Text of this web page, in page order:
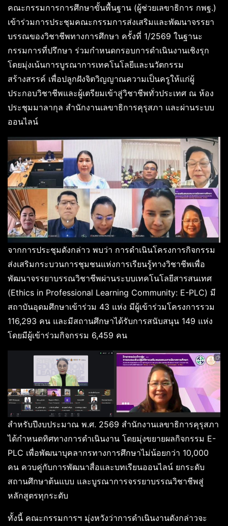
คณะกรรมการการศึกษาขั้นพื้นฐาน (ผู้ช่วยเลขาธิการ กพฐ.)
เข้าร่วมการประชุมคณะกรรมการส่งเสริมและพัฒนาจรรยา
บรรณของวิชาชีพทางการศึกษา ครั้งที่ 1/2569 ในฐานะ
กรรมการที่ปรึกษา ร่วมกำหนดกรอบการดำเนินงานเชิงรุก
โดยมุ่งเน้นการบูรณาการเทคโนโลยีและนวัตกรรม
สร้างสรรค์ เพื่อปลูกฝังจิตวิญญาณความเป็นครูให้แก่ผู้
ประกอบวิชาชีพและผู้เตรียมเข้าสู่วิชาชีพทั่วประเทศ ณ ห้อง
ประชุมมาลากุล สำนักงานเลขาธิการคุรุสภา และผ่านระบบ
ออนไลน์
จากการประชุมดังกล่าว พบว่า การดำเนินโครงการกิจกรรม
ส่งเสริมกระบวนการชุมชนแห่งการเรียนรู้ทางวิชาชีพเพื่อ
พัฒนาจรรยาบรรณวิชาชีพผ่านระบบเทคโนโลยีสารสนเทศ
(Ethics in Professional Learning Community: E-PLC) มี
สถาบันอุดมศึกษาเข้าร่วม 43 แห่ง มีผู้เข้าร่วมโครงการรวม
116,293 คน และมีสถานศึกษาได้รับการสนับสนุน 149 แห่ง
โดยมีผู้เข้าร่วมกิจกรรม 6,459 คน
สำหรับปีงบประมาณ พ.ศ. 2569 สำนักงานเลขาธิการคุรุสภา
ได้กำหนดทิศทางการดำเนินงาน โดยมุ่งขยายผลกิจกรรม E-
PLC เพื่อพัฒนาบุคลากรทางการศึกษาไม่น้อยกว่า 10,000
คน ควบคู่กับการพัฒนาสื่อและบทเรียนออนไลน์ ยกระดับ
สถานศึกษาต้นแบบ และบูรณาการจรรยาบรรณวิชาชีพสู่
หลักสูตรทุกระดับ
ทั้งนี้ คณะกรรมการฯ มุ่งหวังว่าการดำเนินงานดังกล่าวจะ